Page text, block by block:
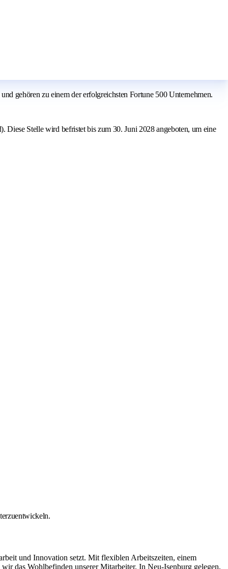
gehören zu einem der erfolgreichsten Fortune 500 Unternehmen.
Stelle wird befristet bis zum 30. Juni 2028 angeboten, um eine
und Innovation setzt. Mit flexiblen Arbeitszeiten, einem
das Wohlbefinden unserer Mitarbeiter. In Neu-Isenburg gelegen,